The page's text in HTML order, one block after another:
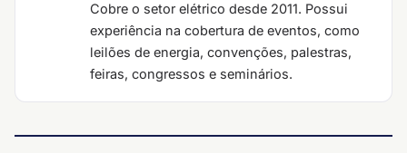
Cobre o setor elétrico desde 2011. Possui
experiência na cobertura de eventos, como
leilões de energia, convenções, palestras,
feiras, congressos e seminários.